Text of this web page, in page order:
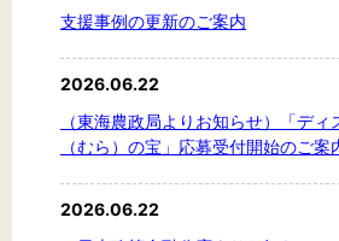
支援事例の更新のご案内
2026.06.22
（東海農政局よりお知らせ）「デ
（むら）の宝」応募受付開始のご案
2026.06.22